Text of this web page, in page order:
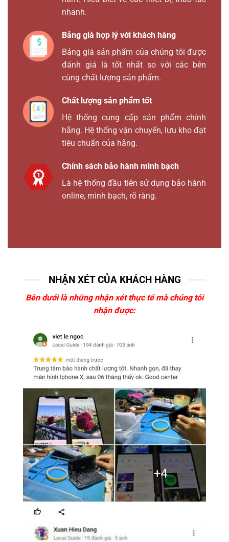
nhanh.
Bảng giá hợp lý với khách hàng
Bảng giá sản phẩm của chúng tôi được
đánh giá là tốt nhất so với các bên
cùng chất lượng sản phẩm.
Chất lượng sản phẩm tốt
Hệ thống cung cấp sản phẩm chính
hãng. Hệ thống vận chuyển, lưu kho đạt
tiêu chuẩn của hãng.
Chính sách bảo hành minh bạch
Là hệ thống đầu tiên sử dụng bảo hành
online, minh bạch, rõ ràng.
NHẬN XÉT CỦA KHÁCH HÀNG
Bên dưới là những nhận xét thực tế mà chúng tôi
nhận được: